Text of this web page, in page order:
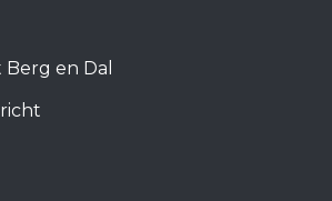
Berg en Dal